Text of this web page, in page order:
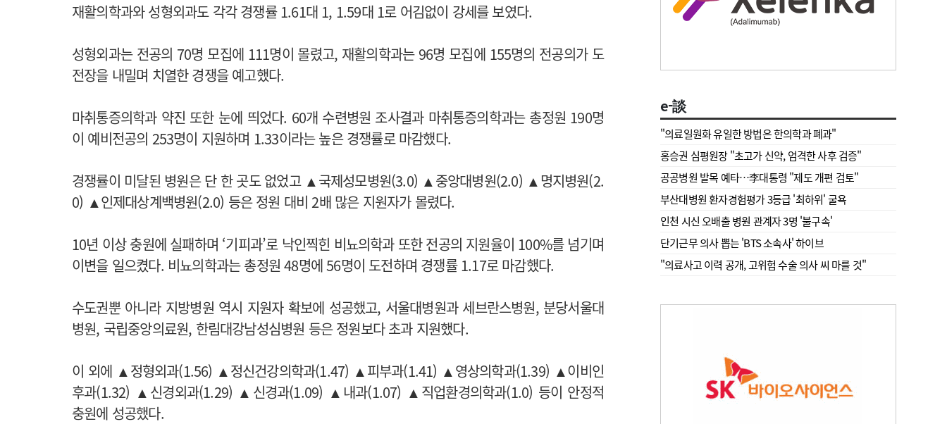
재활의학과와 성형외과도 각각 경쟁률 1.61대 1, 1.59대 1로 어김없이 강세를 보였다.
성형외과는 전공의 70명 모집에 111명이 몰렸고, 재활의학과는 96명 모집에 155명의 전공의가 도
전장을 내밀며 치열한 경쟁을 예고했다.
마취통증의학과 약진 또한 눈에 띄었다. 60개 수련병원 조사결과 마취통증의학과는 총정원 190명
이 예비전공의 253명이 지원하며 1.33이라는 높은 경쟁률로 마감했다.
경쟁률이 미달된 병원은 단 한 곳도 없었고 ▲국제성모병원(3.0) ▲중앙대병원(2.0) ▲명지병원(2.
0) ▲인제대상계백병원(2.0) 등은 정원 대비 2배 많은 지원자가 몰렸다.
10년 이상 충원에 실패하며 ‘기피과’로 낙인찍힌 비뇨의학과 또한 전공의 지원율이 100%를 넘기며
이변을 일으켰다. 비뇨의학과는 총정원 48명에 56명이 도전하며 경쟁률 1.17로 마감했다.
수도권뿐 아니라 지방병원 역시 지원자 확보에 성공했고, 서울대병원과 세브란스병원, 분당서울대
병원, 국립중앙의료원, 한림대강남성심병원 등은 정원보다 초과 지원했다.
이 외에 ▲정형외과(1.56) ▲정신건강의학과(1.47) ▲피부과(1.41) ▲영상의학과(1.39) ▲이비인
후과(1.32) ▲신경외과(1.29) ▲신경과(1.09) ▲내과(1.07) ▲직업환경의학과(1.0) 등이 안정적
충원에 성공했다.
e-談
"의료일원화 유일한 방법은 한의학과 폐과"
홍승권 심평원장 " 초고가 신약, 엄격한 사후 검증"
공공병원 발목 예타…李대통령 "제도 개편 검토"
부산대병원 환자경험평가 3등급 '최하위' 굴욕
인천 시신 오배출 병원 관계자 3명 '불구속'
단기근무 의사 뽑는 'BTS 소속사' 하이브
"의료사고 이력 공개, 고위험 수술 의사 씨 마를 것"